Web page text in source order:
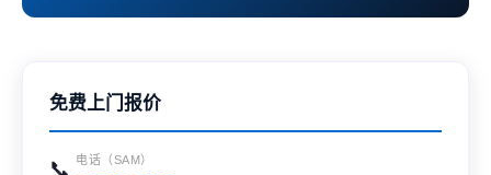
免费上门报价
📞 电话（SAM）